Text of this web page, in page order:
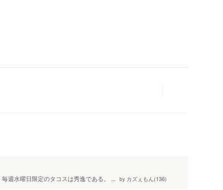
週水曜日限定のタコスは秀逸である。 ... by カズぇもん(136)